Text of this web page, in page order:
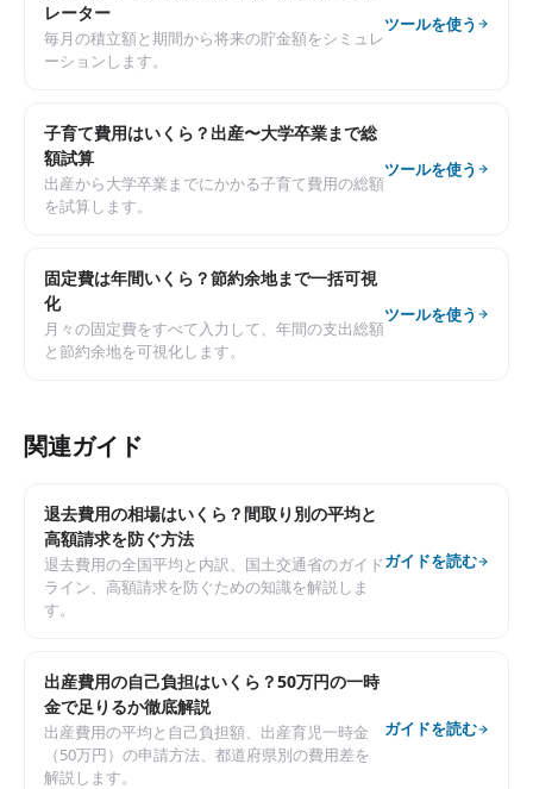
レーター
毎月の積立額と期間から将来の貯金額をシミュレ
ーションします。
ツールを使う
子育て費用はいくら？出産〜大学卒業まで総
額試算
出産から大学卒業までにかかる子育て費用の総額
を試算します。
ツールを使う
固定費は年間いくら？節約余地まで一括可視
化
月々の固定費をすべて入力して、年間の支出総額
と節約余地を可視化します。
ツールを使う
関連ガイド
退去費用の相場はいくら？間取り別の平均と
高額請求を防ぐ方法
退去費用の全国平均と内訳、国土交通省のガイド
ライン、高額請求を防ぐための知識を解説しま
す。
ガイドを読む
出産費用の自己負担はいくら？50万円の一時
金で足りるか徹底解説
出産費用の平均と自己負担額、出産育児一時金
（50万円）の申請方法、都道府県別の費用差を
解説します。
ガイドを読む